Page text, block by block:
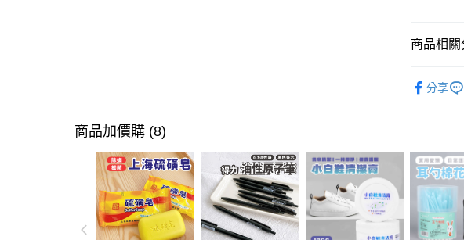
街口支付
運送方式
全家取貨付
商品相關
分享
商品加價購 (8)